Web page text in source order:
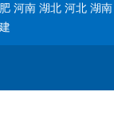
河南 湖北 河北 湖